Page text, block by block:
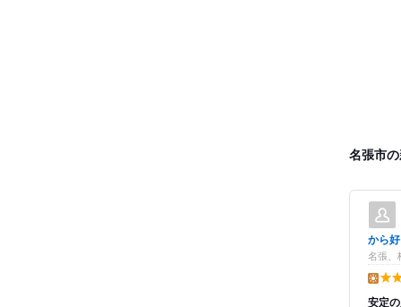
名張市
から
名張、
昼の
安定